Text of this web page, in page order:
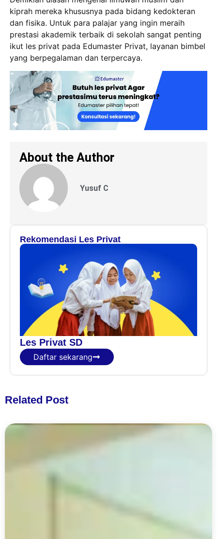
kiprah mereka khususnya pada bidang kedokteran
dan fisika. Untuk para palajar yang ingin meraih
prestasi akademik terbaik di sekolah sangat penting
ikut les privat pada Edumaster Privat, layanan bimbel
yang berpegalaman dan terpercaya.
About the Author
Yusuf C
Rekomendasi Les Privat
Les Privat SD
Daftar sekarang
Related Post